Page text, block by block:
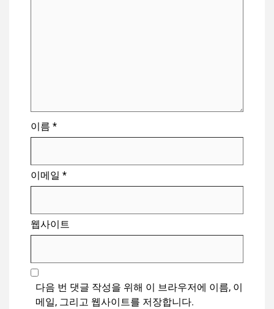
이름 *
이메일 *
웹사이트
다음 번 댓글 작성을 위해 이 브라우저에 이름, 이
메일, 그리고 웹사이트를 저장합니다.